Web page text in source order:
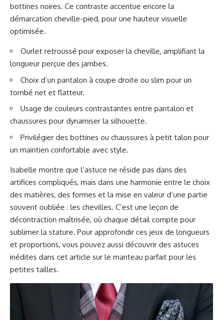
bottines noires. Ce contraste accentue encore la
démarcation cheville-pied, pour une hauteur visuelle
optimisée.
Ourlet retroussé pour exposer la cheville, amplifiant la
longueur perçue des jambes.
Choix d’un pantalon à coupe droite ou slim pour un
tombé net et flatteur.
Usage de couleurs contrastantes entre pantalon et
chaussures pour dynamiser la silhouette.
Privilégier des bottines ou chaussures à petit talon pour
un maintien confortable avec style.
Isabelle montre que l’astuce ne réside pas dans des
artifices compliqués, mais dans une harmonie entre le choix
des matières, des formes et la mise en valeur d’une partie
souvent oubliée : les chevilles. C’est une leçon de
décontraction maîtrisée, où chaque détail compte pour
sublimer la stature. Pour approfondir ces jeux de longueurs
et proportions, vous pouvez aussi découvrir des astuces
inédites dans cet article sur le manteau parfait pour les
petites tailles.